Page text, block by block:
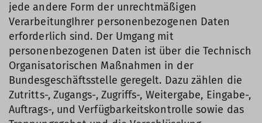
jede andere Form der unrechtmäßigen
VerarbeitungIhrer personenbezogenen Daten
erforderlich sind. Der Umgang mit
personenbezogenen Daten ist über die Technisch
Organisatorischen Maßnahmen in der
Bundesgeschäftsstelle geregelt. Dazu zählen die
Zutritts-, Zugangs-, Zugriffs-, Weitergabe, Eingabe-,
Auftrags-, und Verfügbarkeitskontrolle sowie das